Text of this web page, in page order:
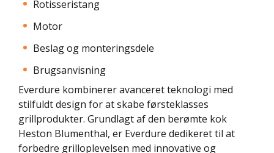
Rotisseristang
Motor
Beslag og monteringsdele
Brugsanvisning
Everdure kombinerer avanceret teknologi med
stilfuldt design for at skabe førsteklasses
grillprodukter. Grundlagt af den berømte kok
Heston Blumenthal, er Everdure dedikeret til at
forbedre grilloplevelsen med innovative og